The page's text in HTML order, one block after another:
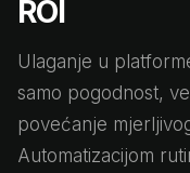
ROI
Ulaganje u
samo pogodnost,
povećanje
Automatizacijom